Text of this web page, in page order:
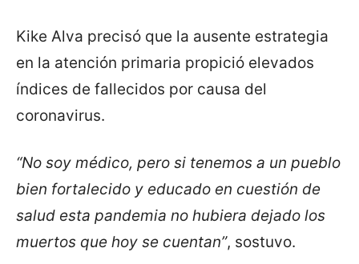
Kike Alva precisó que la ausente estrategia
en la atención primaria propició elevados
índices de fallecidos por causa del
coronavirus.
“No soy médico, pero si tenemos a un pueblo
bien fortalecido y educado en cuestión de
salud esta pandemia no hubiera dejado los
muertos que hoy se cuentan”, sostuvo.